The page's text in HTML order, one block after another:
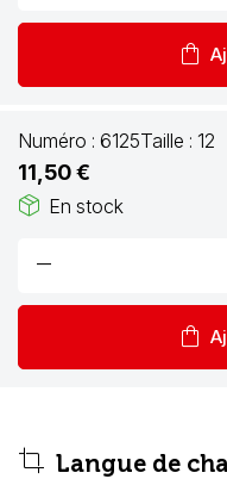
shopping_bag
Numéro : 6125Taille : 12
11,50 €
package_2 En stock
remove
shopping_bag
crop Langue de